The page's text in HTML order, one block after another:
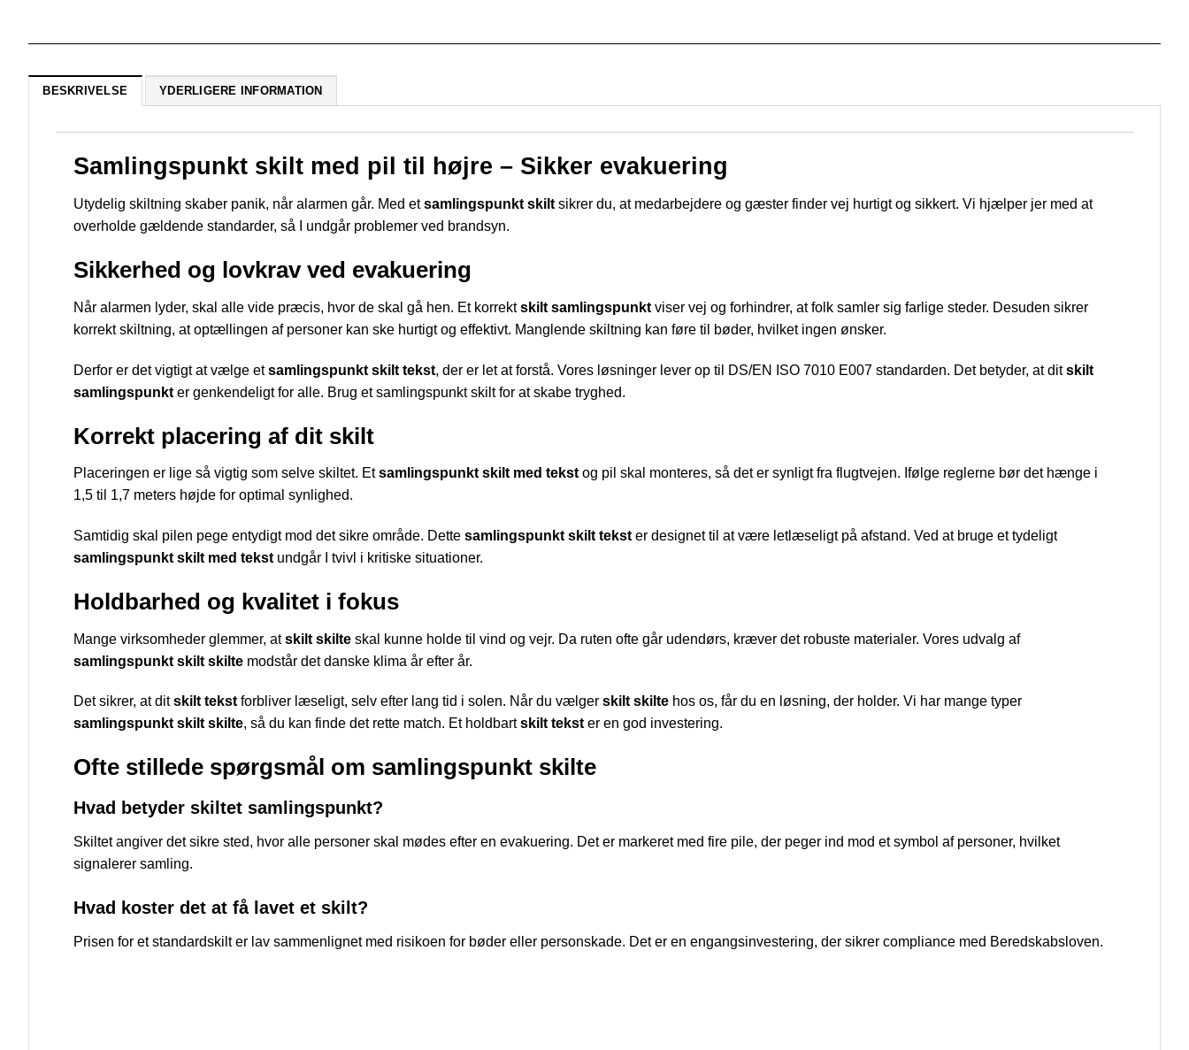
BESKRIVELSE YDERLIGERE INFORMATION
Samlingspunkt skilt med pil til højre – Sikker evakuering
Utydelig skiltning skaber panik, når alarmen går. Med etsamlingspunkt skilt sikrer du, at medarbejdere og gæster finder vej hurtigt og sikkert. Vi hjælper jer med at
overholde gældende standarder, så I undgår problemer ved brandsyn.
Sikkerhed og lovkrav ved evakuering
Når alarmen lyder, skal alle vide præcis, hvor de skal gå hen. Et korrektskilt samlingspunkt viser vej og forhindrer, at folk samler sig farlige steder. Desuden sikrer
korrekt skiltning, at optællingen af personer kan ske hurtigt og effektivt. Manglende skiltning kan føre til bøder, hvilket ingen ønsker.
Derfor er det vigtigt at vælge etsamlingspunkt skilt tekst, der er let at forstå. Vores løsninger lever op til DS/EN ISO 7010 E007 standarden. Det betyder, at ditskilt
samlingspunkt er genkendeligt for alle. Brug et samlingspunkt skilt for at skabe tryghed.
Korrekt placering af dit skilt
Placeringen er lige så vigtig som selve skiltet. Etsamlingspunkt skilt med tekst og pil skal monteres, så det er synligt fra flugtvejen. Ifølge reglerne bør det hænge i
1,5 til 1,7 meters højde for optimal synlighed.
Samtidig skal pilen pege entydigt mod det sikre område. Dette samlingspunkt skilt tekst er designet til at være letlæseligt på afstand. Ved at bruge et tydeligt
samlingspunkt skilt med tekst undgår I tvivl i kritiske situationer.
Holdbarhed og kvalitet i fokus
Mange virksomheder glemmer, atskilt skilte skal kunne holde til vind og vejr. Da ruten ofte går udendørs, kræver det robuste materialer. Vores udvalg af
samlingspunkt skilt skilte modstår det danske klima år efter år.
Det sikrer, at ditskilt tekstforbliver læseligt, selv efter lang tid i solen. Når du vælger skilt skilte hos os, får du en løsning, der holder. Vi har mange typer
samlingspunkt skilt skilte, så du kan finde det rette match. Et holdbartskilt tekster en god investering.
Ofte stillede spørgsmål om samlingspunkt skilte
Hvad betyder skiltet samlingspunkt?
Skiltet angiver det sikre sted, hvor alle personer skal mødes efter en evakuering. Det er markeret med fire pile, der peger ind mod et symbol af personer, hvilket
signalerer samling.
Hvad koster det at få lavet et skilt?
Prisen for et standardskilt er lav sammenlignet med risikoen for bøder eller personskade. Det er en engangsinvestering, der sikrer compliance med Beredskabsloven.